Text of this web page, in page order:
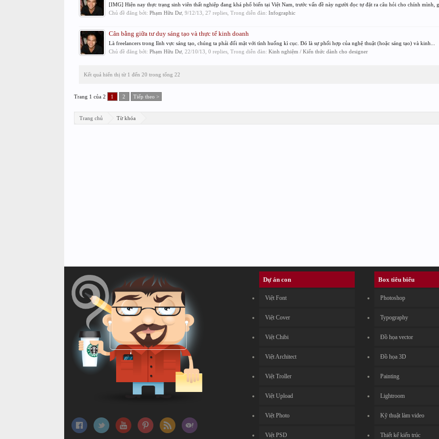
[IMG] Hiện nay thực trạng sinh viên thất nghiệp đang khá phổ biến tại Việt Nam, trước vấn đề này người đọc tự đặt ra câu hỏi cho chính mình,
Chủ đề đăng bởi: Phạm Hữu Dư, 9/12/13 , 27 replies, Trong diễn đàn: Infographic
Cân bằng giữa tư duy sáng tạo và thực tế kinh doanh
Là freelancers trong lĩnh vực sáng tạo, chúng ta phải đối mặt với tình huống kì cục. Đó là sự phối hợp của nghệ thuật (hoặc sáng tạo) và kinh...
Chủ đề đăng bởi: Phạm Hữu Dư, 22/10/13 , 0 replies, Trong diễn đàn: Kinh nghiệm / Kiến thức dành cho designer
Kết quả hiển thị từ 1 đến 20 trong tổng 22
Trang 1 của 2 1 2 Tiếp theo >
Trang chủ Từ khóa
Dự án con
Việt Font
Việt Cover
Việt Chibi
Việt Architect
Việt Troller
Việt Upload
Việt Photo
Việt PSD
Box tiêu biểu
Photoshop
Typography
Đồ họa vector
Đồ họa 3D
Painting
Lightroom
Kỹ thuật làm video
Thiết kế kiến trúc